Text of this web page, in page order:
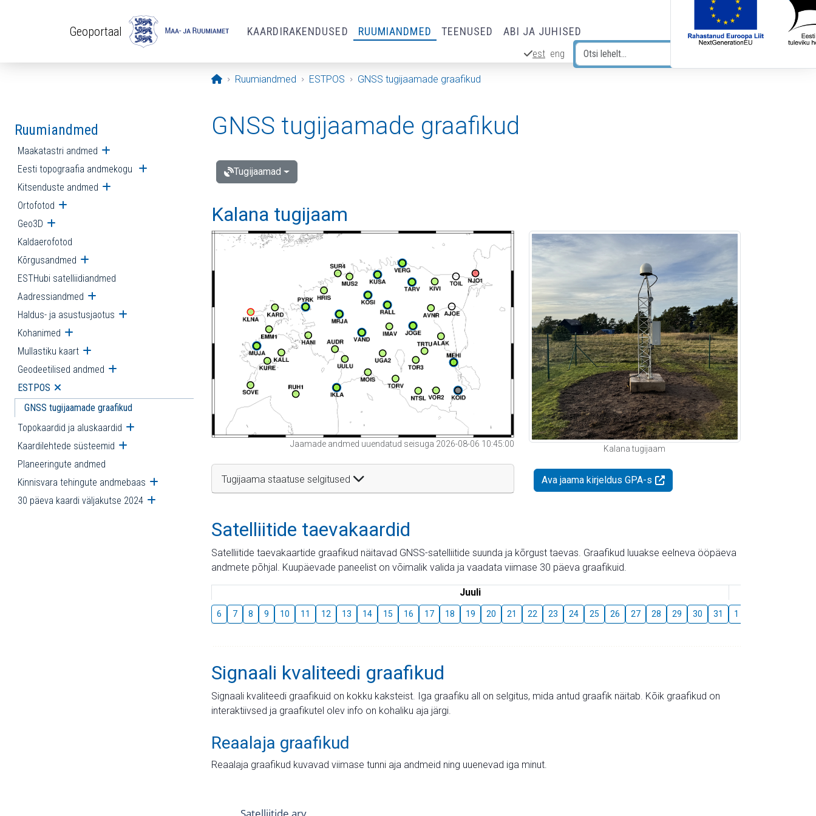
Geoportaal KAARDIRAKENDUSED RUUMIANDMED TEENUSED ABI JA JUHISED
est eng
Avaleht
Ruumiandmed ESTPOS GNSS tugijaamade graafikud
Ruumiandmed
Maakatastri andmed Ava alammenüü
Eesti topograafia andmekogu Ava alammenüü
Kitsenduste andmed Ava alammenüü
Ortofotod Ava alammenüü
Geo3D Ava alammenüü
Kaldaerofotod
Kõrgusandmed Ava alammenüü
ESTHubi satelliidiandmed
Aadressiandmed Ava alammenüü
Haldus- ja asustusjaotus Ava alammenüü
Kohanimed Ava alammenüü
Mullastiku kaart Ava alammenüü
Geodeetilised andmed Ava alammenüü
ESTPOS Ava alammenüü
GNSS tugijaamade graafikud
Topokaardid ja aluskaardid Ava alammenüü
Kaardilehtede süsteemid Ava alammenüü
Planeeringute andmed
Kinnisvara tehingute andmebaas Ava alammenüü
30 päeva kaardi väljakutse 2024 Ava alammenüü
GNSS tugijaamade graafikud
Tugijaamad
Kalana tugijaam
Jaamade andmed uuendatud seisuga 2026-08-06 10:45:00
Tugijaama staatuse selgitused
Kalana tugijaam
Ava jaama kirjeldus GPA-s
Satelliitide taevakaardid
Satelliitide taevakaartide graafikud näitavad GNSS-satelliitide suunda ja kõrgust taevas. Graafikud luuakse eelneva ööpäeva
andmete põhjal. Kuupäevade paneelist on võimalik valida ja vaadata viimase 30 päeva graafikuid.
Juuli
6 7 8 9 10 11 12 13 14 15 16 17 18 19 20 21 22 23 24 25 26 27 28 29 30 31 1
Signaali kvaliteedi graafikud
Signaali kvaliteedi graafikuid on kokku kaksteist. Iga graafiku all on selgitus, mida antud graafik näitab. Kõik graafikud on
interaktiivsed ja graafikutel olev info on kohaliku aja järgi.
Reaalaja graafikud
Reaalaja graafikud kuvavad viimase tunni aja andmeid ning uuenevad iga minut.